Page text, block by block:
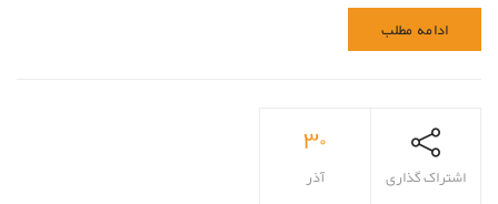
ادامه مطلب
۳۰
آذر اشتراک گذاری